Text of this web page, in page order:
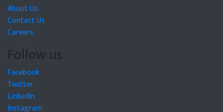
About Us
Contact Us
Careers
Follow us
Facebook
Twitter
LinkedIn
Instagram